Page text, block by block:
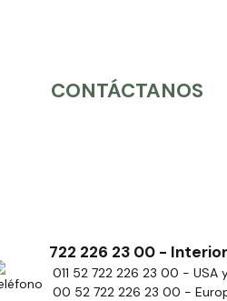
CONTÁCTANOS
722 226 23 00 -
011 52 722 226 23 00 - USA
00 52 722 226 23 00 -